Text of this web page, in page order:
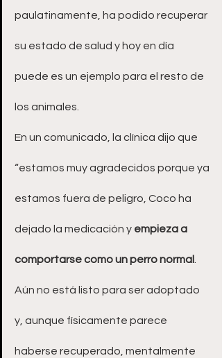
paulatinamente, ha podido recuperar
su estado de salud y hoy en día
puede es un ejemplo para el resto de
los animales.
En un comunicado, la clínica dijo que
“estamos muy agradecidos porque ya
estamos fuera de peligro, Coco ha
dejado la medicación y empieza a
comportarse como un perro normal
Aún no está listo para ser adoptado
y, aunque físicamente parece
haberse recuperado, mentalmente